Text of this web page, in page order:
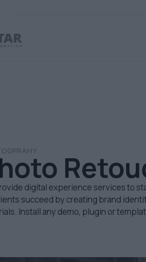
digital experience services to
succeed by creating brand
Install any demo, plugin or